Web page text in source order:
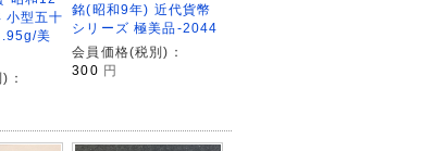
型五十
美
：
銘(昭和9年) 近代貨幣
シリーズ 極美品-2044
会員価格(税別)：
300 円